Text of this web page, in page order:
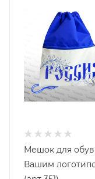
Мешок для
Вашим